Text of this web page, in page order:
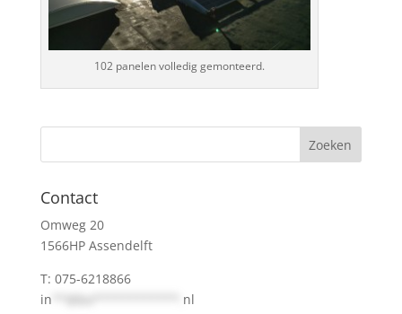
102 panelen volledig gemonteerd.
Contact
Omweg 20
1566HP Assendelft
T: 075-6218866
in
nl